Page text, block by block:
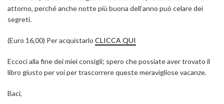
attorno, perché anche notte più buona dell’anno può celare dei
segreti.
(Euro 16,00) Per acquistarlo CLICCA QUI
Eccoci alla fine dei miei consigli; spero che possiate aver trovato il
libro giusto per voi per trascorrere queste meravigliose vacanze.
Baci,